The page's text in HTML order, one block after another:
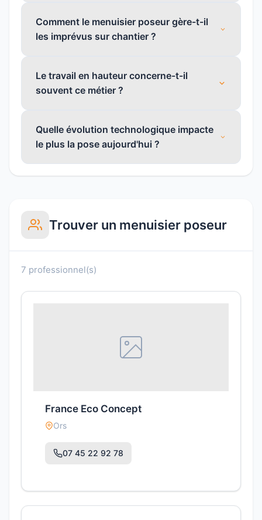
Comment le menuisier poseur gère-t-il
les imprévus sur chantier ?
Le travail en hauteur concerne-t-il
souvent ce métier ?
Quelle évolution technologique impacte
le plus la pose aujourd'hui ?
Trouver un menuisier poseur
7 professionnel(s)
France Eco Concept
Ors
07 45 22 92 78